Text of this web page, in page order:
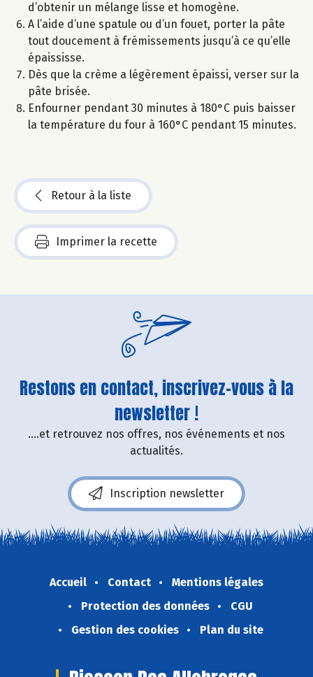
d’obtenir un mélange lisse et homogène.
A l’aide d’une spatule ou d’un fouet, porter la pâte
tout doucement à frémissements jusqu’à ce qu’elle
épaississe.
Dès que la crème a légèrement épaissi, verser sur la
pâte brisée.
Enfourner pendant 30 minutes à 180°C puis baisser
la température du four à 160°C pendant 15 minutes.
Retour à la liste
Imprimer la recette
Restons en contact, inscrivez-vous à la
newsletter !
....et retrouvez nos offres, nos événements et nos
actualités.
Inscription newsletter
Accueil Contact
Mentions légales
Protection des données
CGU
Gestion des cookies
Plan du site